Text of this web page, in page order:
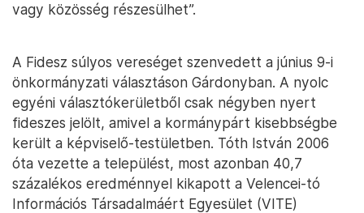
vagy közösség részesülhet”.
A Fidesz súlyos vereséget szenvedett a június 9-i
önkormányzati választáson Gárdonyban. A nyolc
egyéni választókerületből csak négyben nyert
fideszes jelölt, amivel a kormánypárt kisebbségbe
került a képviselő-testületben. Tóth István 2006
óta vezette a települést, most azonban 40,7
százalékos eredménnyel kikapott a Velencei-tó
Információs Társadalmáért Egyesület (VITE)